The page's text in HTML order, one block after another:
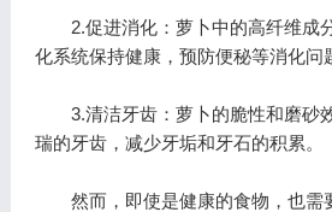
2.促进消化：萝卜中的高纤维成
化系统保持健康，预防便秘等消化问
3.清洁牙齿：萝卜的脆性和磨砂
瑞的牙齿，减少牙垢和牙石的积累。
然而，即使是健康的食物，也需